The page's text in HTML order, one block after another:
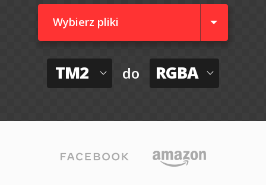
Wybierz pliki
TM2 do RGBA